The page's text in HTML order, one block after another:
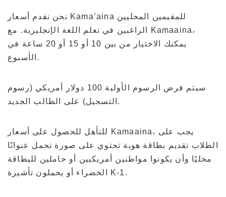
نحن نقدم أسعار Kama’aina للمقيمين المحليين
الراغبين في تعلم اللغة الإنجليزية. مع Kamaaina،
يمكنك الاختيار من بين 10 أو 15 أو 20 ساعة في
الأسبوع.
سيتم فرض الرسوم الأولية 100 دولار أمريكي (رسوم
التسجيل) على الطالب الجديد.
للتأهل للحصول على أسعار Kamaaina، يجب على
الطلاب تقديم بطاقة هوية تحتوي على صورة تحمل عنوانًا
محليًا وأن يكونوا مواطنين أمريكيين أو حاملين للبطاقة
الخضراء أو يحملون تأشيرة K-1.